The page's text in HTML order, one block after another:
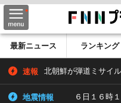
最新ニュース ランキング
速報 北朝鮮が弾道ミサイ
地震情報 ６日１６時１